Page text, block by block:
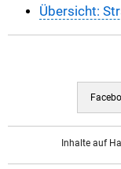
Übersicht:
Inhalte auf